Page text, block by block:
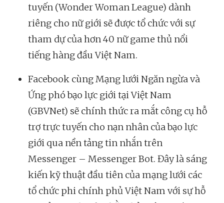
tuyến (Wonder Woman League) dành
riêng cho nữ giới sẽ được tổ chức với sự
tham dự của hơn 40 nữ game thủ nổi
tiếng hàng đầu Việt Nam.
Facebook cùng Mạng lưới Ngăn ngừa và
Ứng phó bạo lực giới tại Việt Nam
(GBVNet) sẽ chính thức ra mắt công cụ hỗ
trợ trực tuyến cho nạn nhân của bạo lực
giới qua nền tảng tin nhắn trên
Messenger – Messenger Bot. Đây là sáng
kiến kỹ thuật đầu tiên của mạng lưới các
tổ chức phi chính phủ Việt Nam với sự hỗ